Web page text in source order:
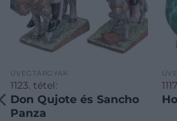
ÜVEGTÁRGYAK
1123. tétel:
Don Qujote és Sancho
Panza